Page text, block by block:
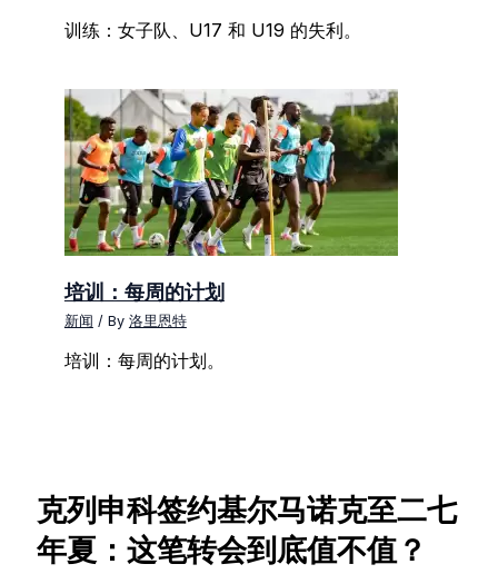
训练：女子队、U17 和 U19 的失利。
培训：每周的计划
新闻 / By 洛里恩特
培训：每周的计划。
克列申科签约基尔马诺克至二七
年夏：这笔转会到底值不值？